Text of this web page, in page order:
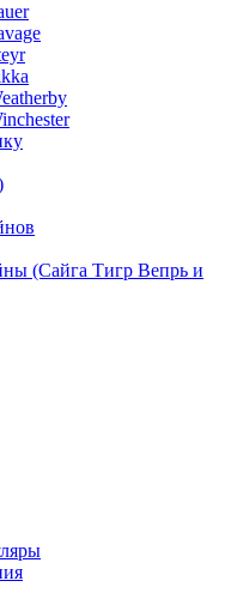
(Сайга Тигр Вепрь и